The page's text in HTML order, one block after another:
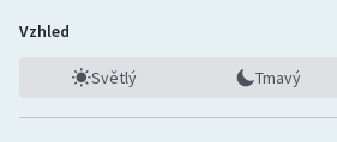
Vzhled
Světlý Tmavý